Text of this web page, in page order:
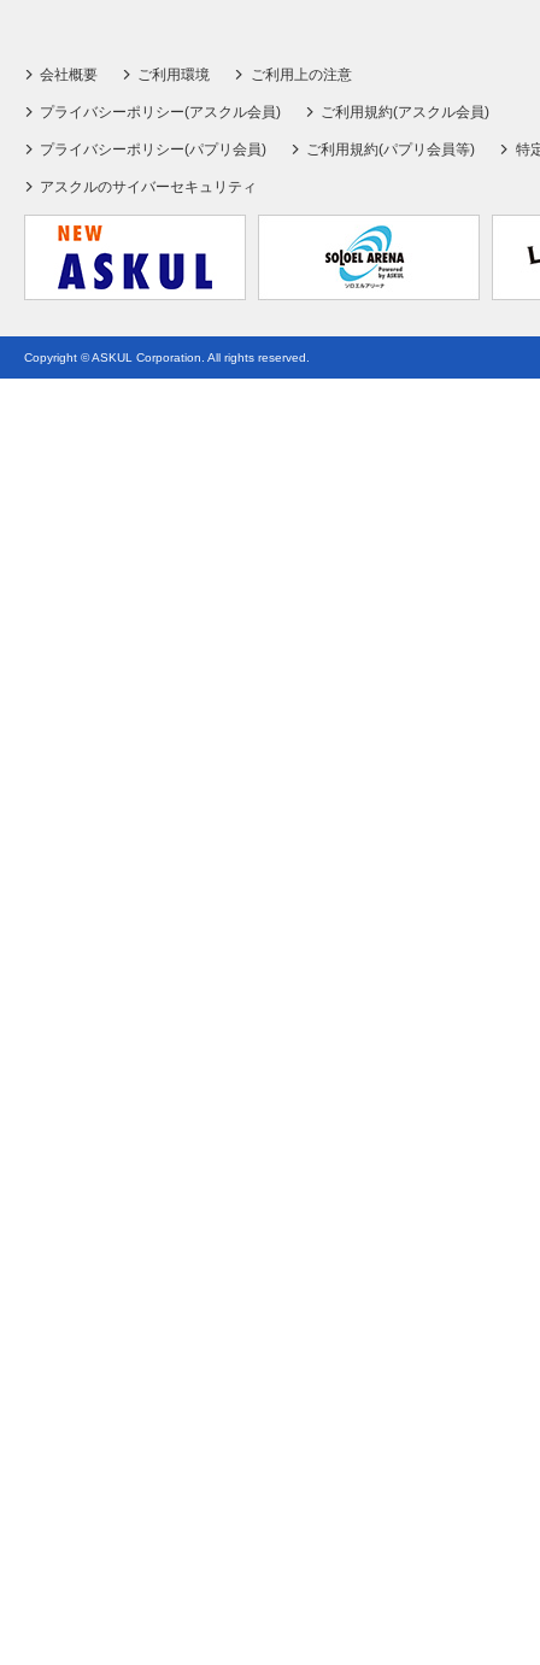
会社概要 ご利用環境 ご利用上の注意
プライバシーポリシー(アスクル会員) ご利用規約(アスクル会員)
プライバシーポリシー(パプリ会員) ご利用規約(パプリ会員等) 特
アスクルのサイバーセキュリティ
Copyright © ASKUL Corporation. All rights reserved.